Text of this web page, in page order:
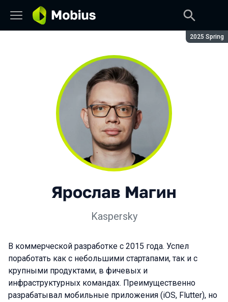
Сезон:
2025 Spring
Ярослав Магин
Kaspersky
В коммерческой разработке с 2015 года. Успел
поработать как с небольшими стартапами, так и с
крупными продуктами, в фичевых и
инфраструктурных командах. Преимущественно
разрабатывал мобильные приложения (iOS, Flutter), но